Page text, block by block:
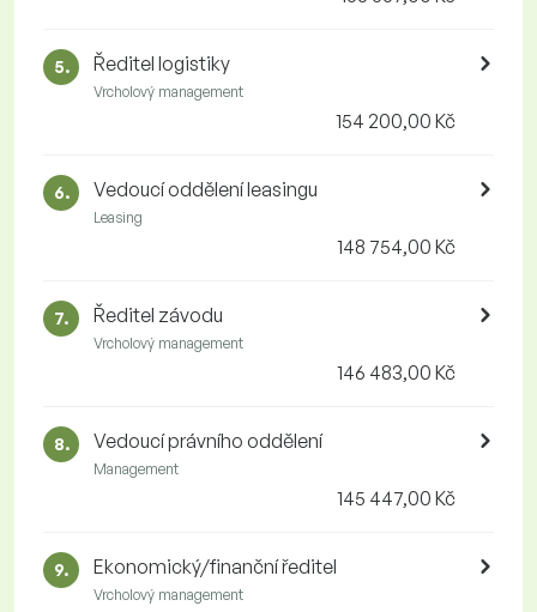
5. Ředitel logistiky
Vrcholový management
154 200,00 Kč
6. Vedoucí oddělení leasingu
Leasing
148 754,00 Kč
7. Ředitel závodu
Vrcholový management
146 483,00 Kč
8. Vedoucí právního oddělení
Management
145 447,00 Kč
9. Ekonomický/finanční ředitel
Vrcholový management